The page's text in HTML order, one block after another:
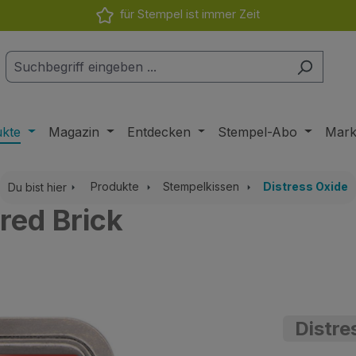
für Stempel ist immer Zeit
Magazin Entdecken Stempel-Abo
Du bist hier Produkte Stempelkissen Distress Oxide
Brick